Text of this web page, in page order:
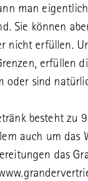
man
Sie können
nicht erfüllen.
erfüllen
oder sind
besteht zu
auch um das
das